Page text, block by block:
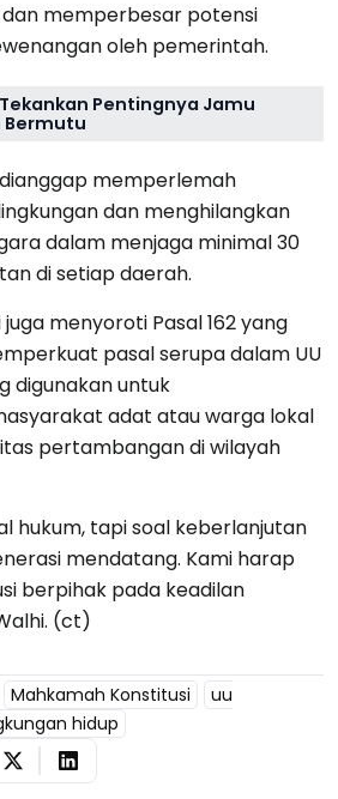
memperbesar potensi
oleh pemerintah.
Pentingnya Jamu
Bermutu
memperlemah
dan menghilangkan
dalam menjaga minimal 30
di setiap daerah.
menyoroti Pasal 162 yang
pasal serupa dalam UU
digunakan untuk
adat atau warga lokal
pertambangan di wilayah
hukum, tapi soal keberlanjutan
mendatang. Kami harap
berpihak pada keadilan
(ct)
Mahkamah Konstitusi
uu
hidup